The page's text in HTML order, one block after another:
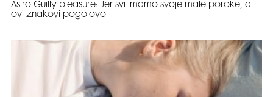
Astro Guilty pleasure: Jer svi imamo svoje male poroke, a
ovi znakovi pogotovo